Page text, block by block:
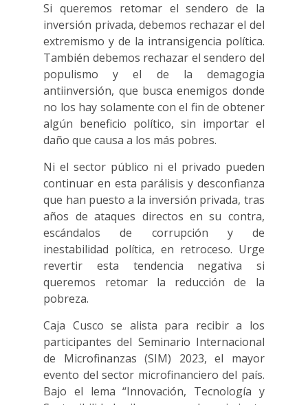
Si queremos retomar el sendero de la
inversión privada, debemos rechazar el del
extremismo y de la intransigencia política.
También debemos rechazar el sendero del
populismo y el de la demagogia
antiinversión, que busca enemigos donde
no los hay solamente con el fin de obtener
algún beneficio político, sin importar el
daño que causa a los más pobres.
Ni el sector público ni el privado pueden
continuar en esta parálisis y desconfianza
que han puesto a la inversión privada, tras
años de ataques directos en su contra,
escándalos de corrupción y de
inestabilidad política, en retroceso. Urge
revertir esta tendencia negativa si
queremos retomar la reducción de la
pobreza.
Caja Cusco se alista para recibir a los
participantes del Seminario Internacional
de Microfinanzas (SIM) 2023, el mayor
evento del sector microfinanciero del país.
Bajo el lema “Innovación, Tecnología y